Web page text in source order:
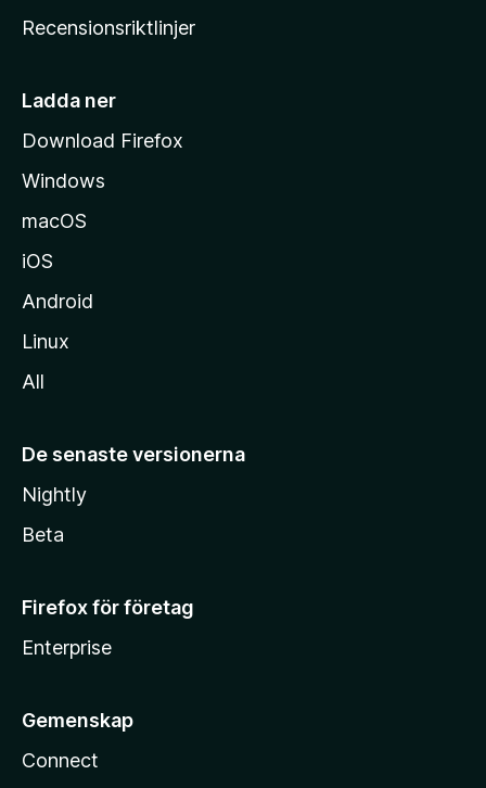
m
i
a
Recensionsriktlinjer
Ladda ner
Download Firefox
Windows
macOS
iOS
Android
Linux
All
De senaste versionerna
Nightly
Beta
Firefox för företag
Enterprise
Gemenskap
Connect